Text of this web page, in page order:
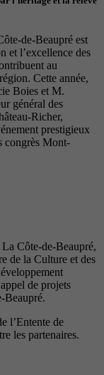
de-Beaupré est
et l’excellence des
au
Cette année,
Boies et M.
général des
Richer,
prestigieux
congrès Mont-
Côte-de-Beaupré,
de la Culture et des
de projets
Beaupré.
l’Entente de
les partenaires.